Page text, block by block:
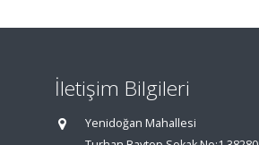
İletişim Bilgileri
Yenidoğan Mahallesi